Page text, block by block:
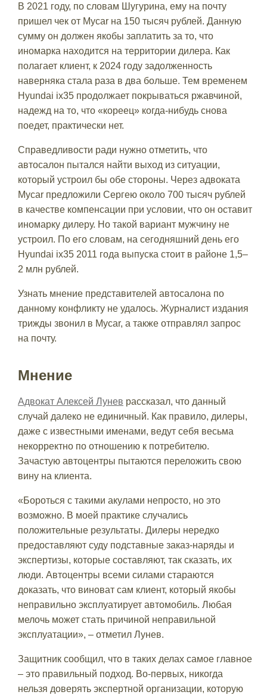
В 2021 году, по словам Шугурина, ему на почту
пришел чек от Mycar на 150 тысяч рублей. Данную
сумму он должен якобы заплатить за то, что
иномарка находится на территории дилера. Как
полагает клиент, к 2024 году задолженность
наверняка стала раза в два больше. Тем временем
Hyundai ix35 продолжает покрываться ржавчиной,
надежд на то, что «кореец» когда-нибудь снова
поедет, практически нет.
Справедливости ради нужно отметить, что
автосалон пытался найти выход из ситуации,
который устроил бы обе стороны. Через адвоката
Mycar предложили Сергею около 700 тысяч рублей
в качестве компенсации при условии, что он оставит
иномарку дилеру. Но такой вариант мужчину не
устроил. По его словам, на сегодняшний день его
Hyundai ix35 2011 года выпуска стоит в районе 1,5–
2 млн рублей.
Узнать мнение представителей автосалона по
данному конфликту не удалось. Журналист издания
трижды звонил в Mycar, а также отправлял запрос
на почту.
Мнение
Адвокат Алексей Лунев рассказал, что данный
случай далеко не единичный. Как правило, дилеры,
даже с известными именами, ведут себя весьма
некорректно по отношению к потребителю.
Зачастую автоцентры пытаются переложить свою
вину на клиента.
«Бороться с такими акулами непросто, но это
возможно. В моей практике случались
положительные результаты. Дилеры нередко
предоставляют суду подставные заказ-наряды и
экспертизы, которые составляют, так сказать, их
люди. Автоцентры всеми силами стараются
доказать, что виноват сам клиент, который якобы
неправильно эксплуатирует автомобиль. Любая
мелочь может стать причиной неправильной
эксплуатации», – отметил Лунев.
Защитник сообщил, что в таких делах самое главное
– это правильный подход. Во-первых, никогда
нельзя доверять экспертной организации, которую